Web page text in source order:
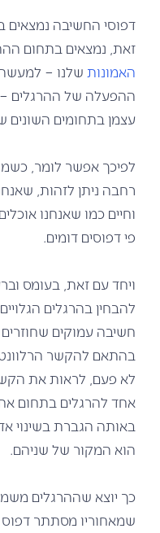
דפוסי החשיבה נמצאים
זאת, נמצאים בתחום
האמונות שלנו –
ההפעלה של ההרגלים –
עצמן בתחומים השונים
לפיכך אפשר לומר,
רחבה ניתן לזהות,
וחיים כמו שאנחנו
פי דפוסים דומים.
ויחד עם זאת, בעומס
להבחין בהרגלים
חשיבה עמוקים
בהתאם להקשר
לא פעם, לראות את
אחד להרגלים בתחום
באותה הגברת בשינוי
הוא המקור של שניהם.
כך יוצא שההרגלים
שמאחוריו מסתתר